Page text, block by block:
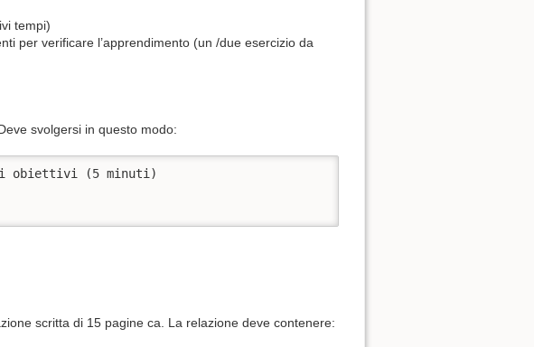
tempi)
per verificare l’apprendimento (un /due esercizio da
svolgersi in questo modo:
obiettivi (5 minuti)
scritta di 15 pagine ca. La relazione deve contenere: